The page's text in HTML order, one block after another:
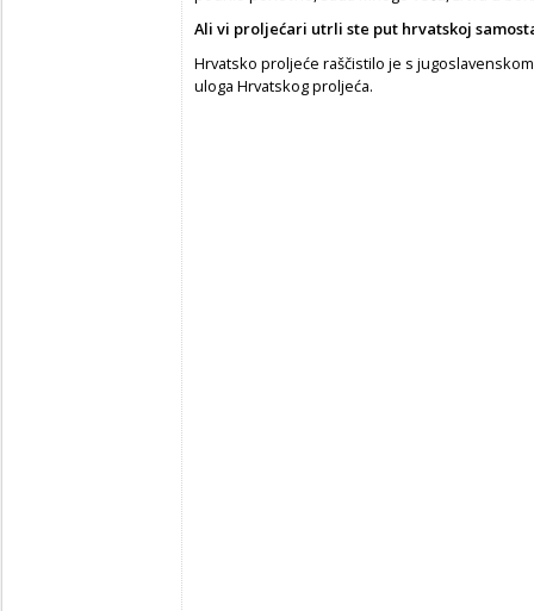
Ali vi proljećari utrli ste put hrvatskoj
Hrvatsko proljeće raščistilo je s
uloga Hrvatskog proljeća.